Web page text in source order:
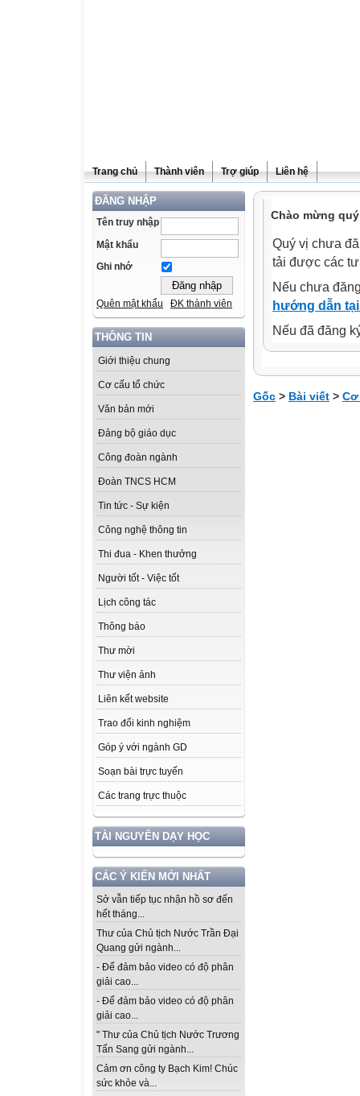
Trang chủ Thành viên Trợ giúp Liên hệ
ĐĂNG NHẬP
Tên truy nhập
Mật khẩu
Ghi nhớ
Quên mật khẩu ĐK thành viên
THÔNG TIN
Giới thiệu chung
Cơ cấu tổ chức
Văn bản mới
Đảng bộ giáo dục
Công đoàn ngành
Đoàn TNCS HCM
Tin tức - Sự kiện
Công nghệ thông tin
Thi đua - Khen thưởng
Người tốt - Việc tốt
Lịch công tác
Thông báo
Thư mời
Thư viện ảnh
Liên kết website
Trao đổi kinh nghiệm
Góp ý với ngành GD
Soạn bài trực tuyến
Các trang trực thuộc
TÀI NGUYÊN DẠY HỌC
CÁC Ý KIẾN MỚI NHẤT
Sở vẫn tiếp tục nhận hồ sơ đến
hết tháng...
Thư của Chủ tịch Nước Trần Đại
Quang gửi ngành...
- Để đảm bảo video có độ phân
giải cao...
- Để đảm bảo video có độ phân
giải cao...
" Thư của Chủ tịch Nước Trương
Tấn Sang gửi ngành...
Cảm ơn công ty Bạch Kim! Chúc
sức khỏe và...
Chào mừng
Quý vị chưa
tải được các
Nếu chưa
hướng dẫn
Nếu đã đăng
Gốc > Bài viết >